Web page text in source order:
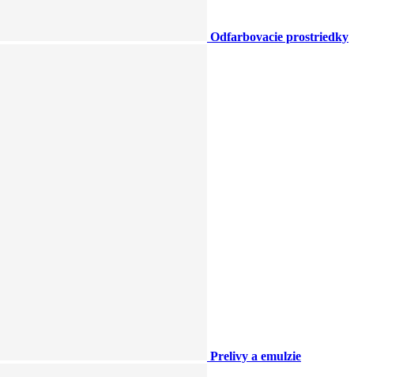
Odfarbovacie prostriedky
Prelivy a emulzie